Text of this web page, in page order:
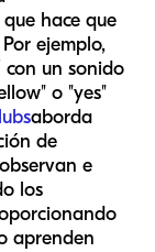
hace que
ejemplo,
un sonido
o "yes"
aborda
de
e
los
aprenden